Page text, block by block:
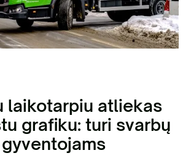
laikotarpiu atliekas
grafiku: turi svarbų